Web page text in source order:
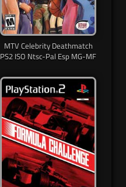
MTV Celebrity Deathmatch
PS2 ISO Ntsc-Pal Esp MG-MF